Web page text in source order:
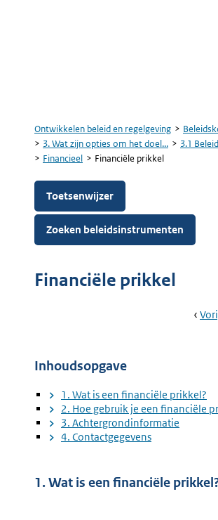
Kruimelpad
Ontwikkelen beleid en regelgeving
3. Wat zijn opties om het doel...
3.1
Financieel
Financiële prikkel
Toetsenwijzer
Zoeken beleidsinstrumenten
Financiële prikkel
Ga
Inhoudsopgave
1. Wat is een financiële prikkel?
2. Hoe gebruik je een financiële
3. Achtergrondinformatie
4. Contactgegevens
1. Wat is een financiële